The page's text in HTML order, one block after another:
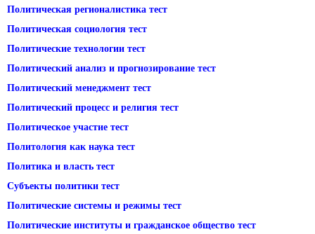
Политическая регионалистика тест
Политическая социология тест
Политические технологии тест
Политический анализ и прогнозирование тест
Политический менеджмент тест
Политический процесс и религия тест
Политическое участие тест
Политология как наука тест
Политика и власть тест
Субъекты политики тест
Политические системы и режимы тест
Политические институты и гражданское общество тест